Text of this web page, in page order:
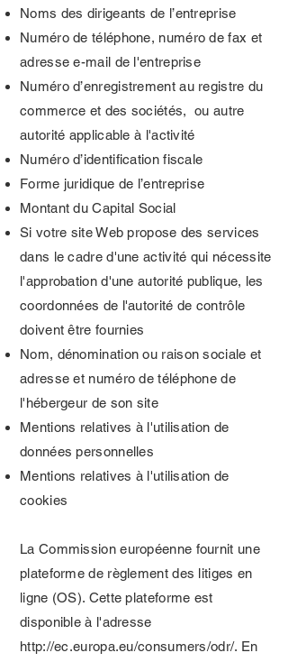
Noms des dirigeants de l’entreprise
Numéro de téléphone, numéro de fax et
adresse e-mail de l'entreprise
Numéro d’enregistrement au registre du
commerce et des sociétés, ou autre
autorité applicable à l'activité
Numéro d’identification fiscale
Forme juridique de l’entreprise
Montant du Capital Social
Si votre site Web propose des services
dans le cadre d'une activité qui nécessite
l'approbation d'une autorité publique, les
coordonnées de l'autorité de contrôle
doivent être fournies
Nom, dénomination ou raison sociale et
adresse et numéro de téléphone de
l'hébergeur de son site
Mentions relatives à l'utilisation de
données personnelles
Mentions relatives à l'utilisation de
cookies
La Commission européenne fournit une
plateforme de règlement des litiges en
ligne (OS). Cette plateforme est
disponible à l'adresse
http://ec.europa.eu/consumers/odr/. En